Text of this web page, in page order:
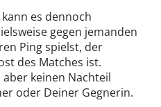
es dennoch
gegen jemanden
Ping spielst, der
des Matches ist.
keinen Nachteil
oder Deiner Gegnerin.